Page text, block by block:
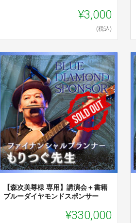
¥3,000
(税込)
【森次美尊様 専用】講演会＋書籍
ブルーダイヤモンドスポンサー
¥330,000